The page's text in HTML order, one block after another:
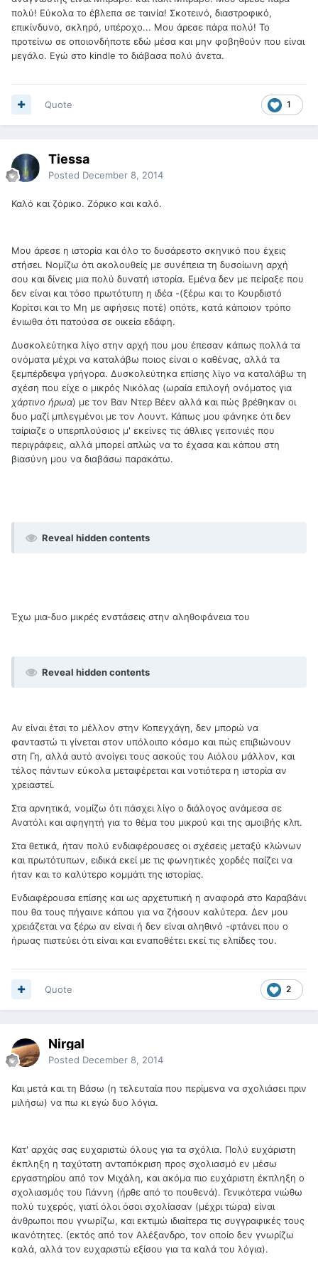
πολύ! Εύκολα το έβλεπα σε ταινία! Σκοτεινό, διαστροφικό,
επικίνδυνο, σκληρό, υπέροχο... Μου άρεσε πάρα πολύ! Το
προτείνω σε οποιονδήποτε εδώ μέσα και μην φοβηθούν που είναι
μεγάλο. Εγώ στο kindle το διάβασα πολύ άνετα.
1
Quote
Tiessa
Posted December 8, 2014
Καλό και ζόρικο. Ζόρικο και καλό.
Μου άρεσε η ιστορία και όλο το δυσάρεστο σκηνικό που έχεις
στήσει. Νομίζω ότι ακολουθείς με συνέπεια τη δυσοίωνη αρχή
σου και δίνεις μια πολύ δυνατή ιστορία. Εμένα δεν με πείραξε που
δεν είναι και τόσο πρωτότυπη η ιδέα -(ξέρω και το Κουρδιστό
Κορίτσι και το Μη με αφήσεις ποτέ) οπότε, κατά κάποιον τρόπο
ένιωθα ότι πατούσα σε οικεία εδάφη.
Δυσκολεύτηκα λίγο στην αρχή που μου έπεσαν κάπως πολλά τα
ονόματα μέχρι να καταλάβω ποιος είναι ο καθένας, αλλά τα
ξεμπέρδεψα γρήγορα. Δυσκολεύτηκα επίσης λίγο να καταλάβω τη
σχέση που είχε ο μικρός Νικόλας (ωραία επιλογή ονόματος για
χάρτινο ήρωα) με τον Βαν Ντερ Βέεν αλλά και πώς βρέθηκαν οι
δυο μαζί μπλεγμένοι με τον Λουντ. Κάπως μου φάνηκε ότι δεν
ταίριαζε ο υπερπλούσιος μ' εκείνες τις άθλιες γειτονιές που
περιγράφεις, αλλά μπορεί απλώς να το έχασα και κάπου στη
βιασύνη μου να διαβάσω παρακάτω.
Reveal hidden contents
Έχω μια-δυο μικρές ενστάσεις στην αληθοφάνεια του
Reveal hidden contents
Αν είναι έτσι το μέλλον στην Κοπεγχάγη, δεν μπορώ να
φανταστώ τι γίνεται στον υπόλοιπο κόσμο και πώς επιβιώνουν
στη Γη, αλλά αυτό ανοίγει τους ασκούς του Αιόλου μάλλον, και
τέλος πάντων εύκολα μεταφέρεται και νοτιότερα η ιστορία αν
χρειαστεί.
Στα αρνητικά, νομίζω ότι πάσχει λίγο ο διάλογος ανάμεσα σε
Ανατόλι και αφηγητή για το θέμα του μικρού και της αμοιβής κλπ.
Στα θετικά, ήταν πολύ ενδιαφέρουσες οι σχέσεις μεταξύ κλώνων
και πρωτότυπων, ειδικά εκεί με τις φωνητικές χορδές παίζει να
ήταν και το καλύτερο κομμάτι της ιστορίας.
Ενδιαφέρουσα επίσης και ως αρχετυπική η αναφορά στο Καραβάνι
που θα τους πήγαινε κάπου για να ζήσουν καλύτερα. Δεν μου
χρειάζεται να ξέρω αν είναι ή δεν είναι αληθινό -φτάνει που ο
ήρωας πιστεύει ότι είναι και εναποθέτει εκεί τις ελπίδες του.
2
Quote
Nirgal
Posted December 8, 2014
Και μετά και τη Βάσω (η τελευταία που περίμενα να σχολιάσει πριν
μιλήσω) να πω κι εγώ δυο λόγια.
Κατ' αρχάς σας ευχαριστώ όλους για τα σχόλια. Πολύ ευχάριστη
έκπληξη η ταχύτατη ανταπόκριση προς σχολιασμό εν μέσω
εργαστηρίου από τον Μιχάλη, και ακόμα πιο ευχάριστη έκπληξη ο
σχολιασμός του Γιάννη (ήρθε από το πουθενά). Γενικότερα νιώθω
πολύ τυχερός, γιατί όλοι όσοι σχολίασαν (μέχρι τώρα) είναι
άνθρωποι που γνωρίζω, και εκτιμώ ιδιαίτερα τις συγγραφικές τους
ικανότητες. (εκτός από τον Αλέξανδρο, τον οποίο δεν γνωρίζω
καλά, αλλά τον ευχαριστώ εξίσου για τα καλά του λόγια).